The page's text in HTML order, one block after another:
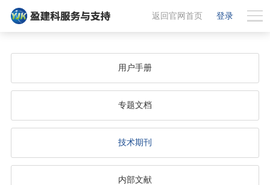
登录
返回官网首页
用户手册
专题文档
技术期刊
内部文献